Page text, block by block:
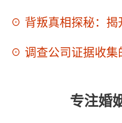
☉ 背叛真相探秘：揭
☉ 调查公司证据收集
专注婚